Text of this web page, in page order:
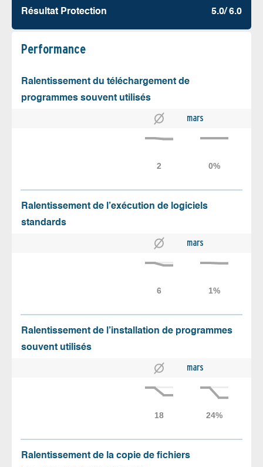
Résultat Protection 5.0/ 6.0
Performance
Ralentissement du téléchargement de
programmes souvent utilisés
mars
Ralentissement de l’exécution de logiciels
standards
mars
Ralentissement de l’installation de programmes
souvent utilisés
mars
Ralentissement de la copie de fichiers